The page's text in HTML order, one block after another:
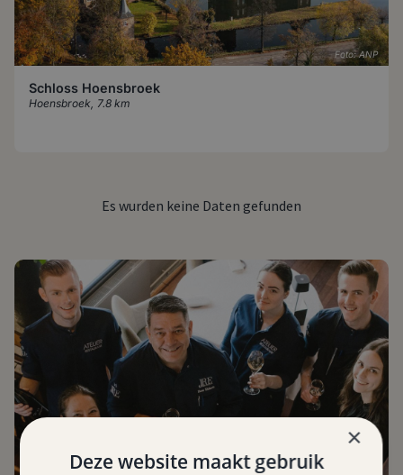
Foto: ANP
Schloss Hoensbroek
Hoensbroek, 7.8 km
Es wurden keine Daten gefunden
Bild: Atelier Gulpen
×
Deze website maakt gebruik